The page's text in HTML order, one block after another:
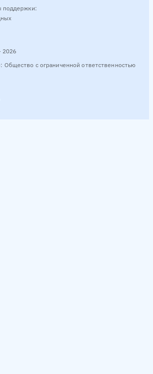
2026
Общество с ограниченной ответственностью
поддержки: